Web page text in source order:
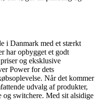
i Danmark med et stærkt
har opbygget et godt
og eksklusive
Power for dets
Når det kommer
udvalg af produkter,
switchere. Med sit alsidige